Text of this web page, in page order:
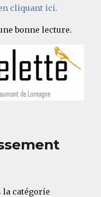
cliquant ici.
bonne lecture.
la catégorie